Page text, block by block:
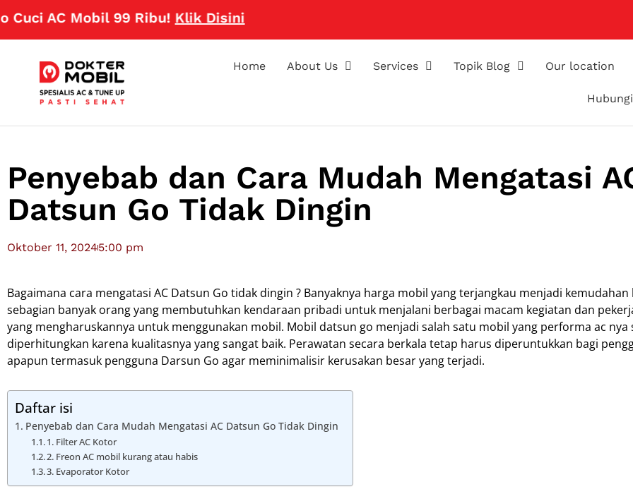
AC Mobil 99 Ribu!Klik Disini
Home About Us Services Topik Blog Our location
Penyebab dan Cara Mudah Mengatasi
Datsun Go Tidak Dingin
Oktober 11, 20245:00 pm
Bagaimana cara mengatasi AC Datsun Go tidak dingin ? Banyaknya harga mobil yang terjangkau menjadi kemudahan
sebagian banyak orang yang membutuhkan kendaraan pribadi untuk menjalani berbagai macam kegiatan dan
yang mengharuskannya untuk menggunakan mobil. Mobil datsun go menjadi salah satu mobil yang performa ac nya
diperhitungkan karena kualitasnya yang sangat baik. Perawatan secara berkala tetap harus diperuntukkan bagi
apapun termasuk pengguna Darsun Go agar meminimalisir kerusakan besar yang terjadi.
Daftar isi
Penyebab dan Cara Mudah Mengatasi AC Datsun Go Tidak Dingin
1. Filter AC Kotor
2. Freon AC mobil kurang atau habis
3. Evaporator Kotor